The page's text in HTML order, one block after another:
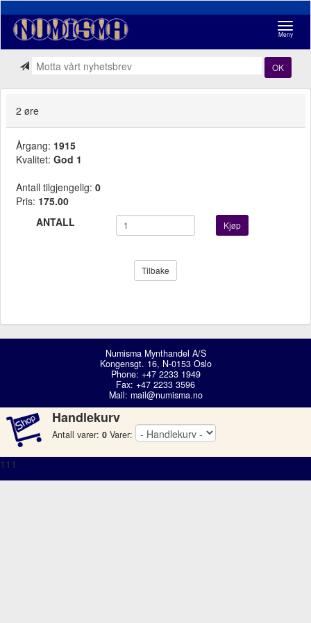
Meny
OK
2 øre
Årgang: 1915
Kvalitet: God 1
Antall tilgjengelig: 0
Pris: 175.00
ANTALL
Kjøp
Tilbake
Numisma Mynthandel A/S
Kongensgt. 16, N-0153 Oslo
Phone: +47 2233 1949
Fax: +47 2233 3596
Mail: mail@numisma.no
Handlekurv
Antall varer: 0 Varer:
111